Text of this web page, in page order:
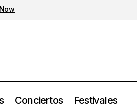
Conciertos Festivales